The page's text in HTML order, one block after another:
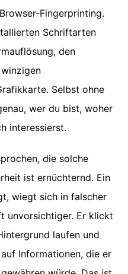
Fingerprinting.
Schriftarten
den
Selbst ohne
wer du bist, woher
interessierst.
die solche
ist ernüchternd. Ein
wiegt sich in falscher
unvorsichtiger. Er klickt
laufen und
Informationen, die er